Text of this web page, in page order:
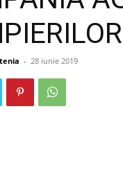
- 28 iunie 2019